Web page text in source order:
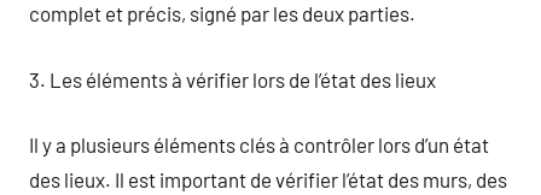
complet et précis, signé par les deux parties.
3. Les éléments à vérifier lors de l’état des lieux
Il y a plusieurs éléments clés à contrôler lors d’un état
des lieux. Il est important de vérifier l’état des murs, des